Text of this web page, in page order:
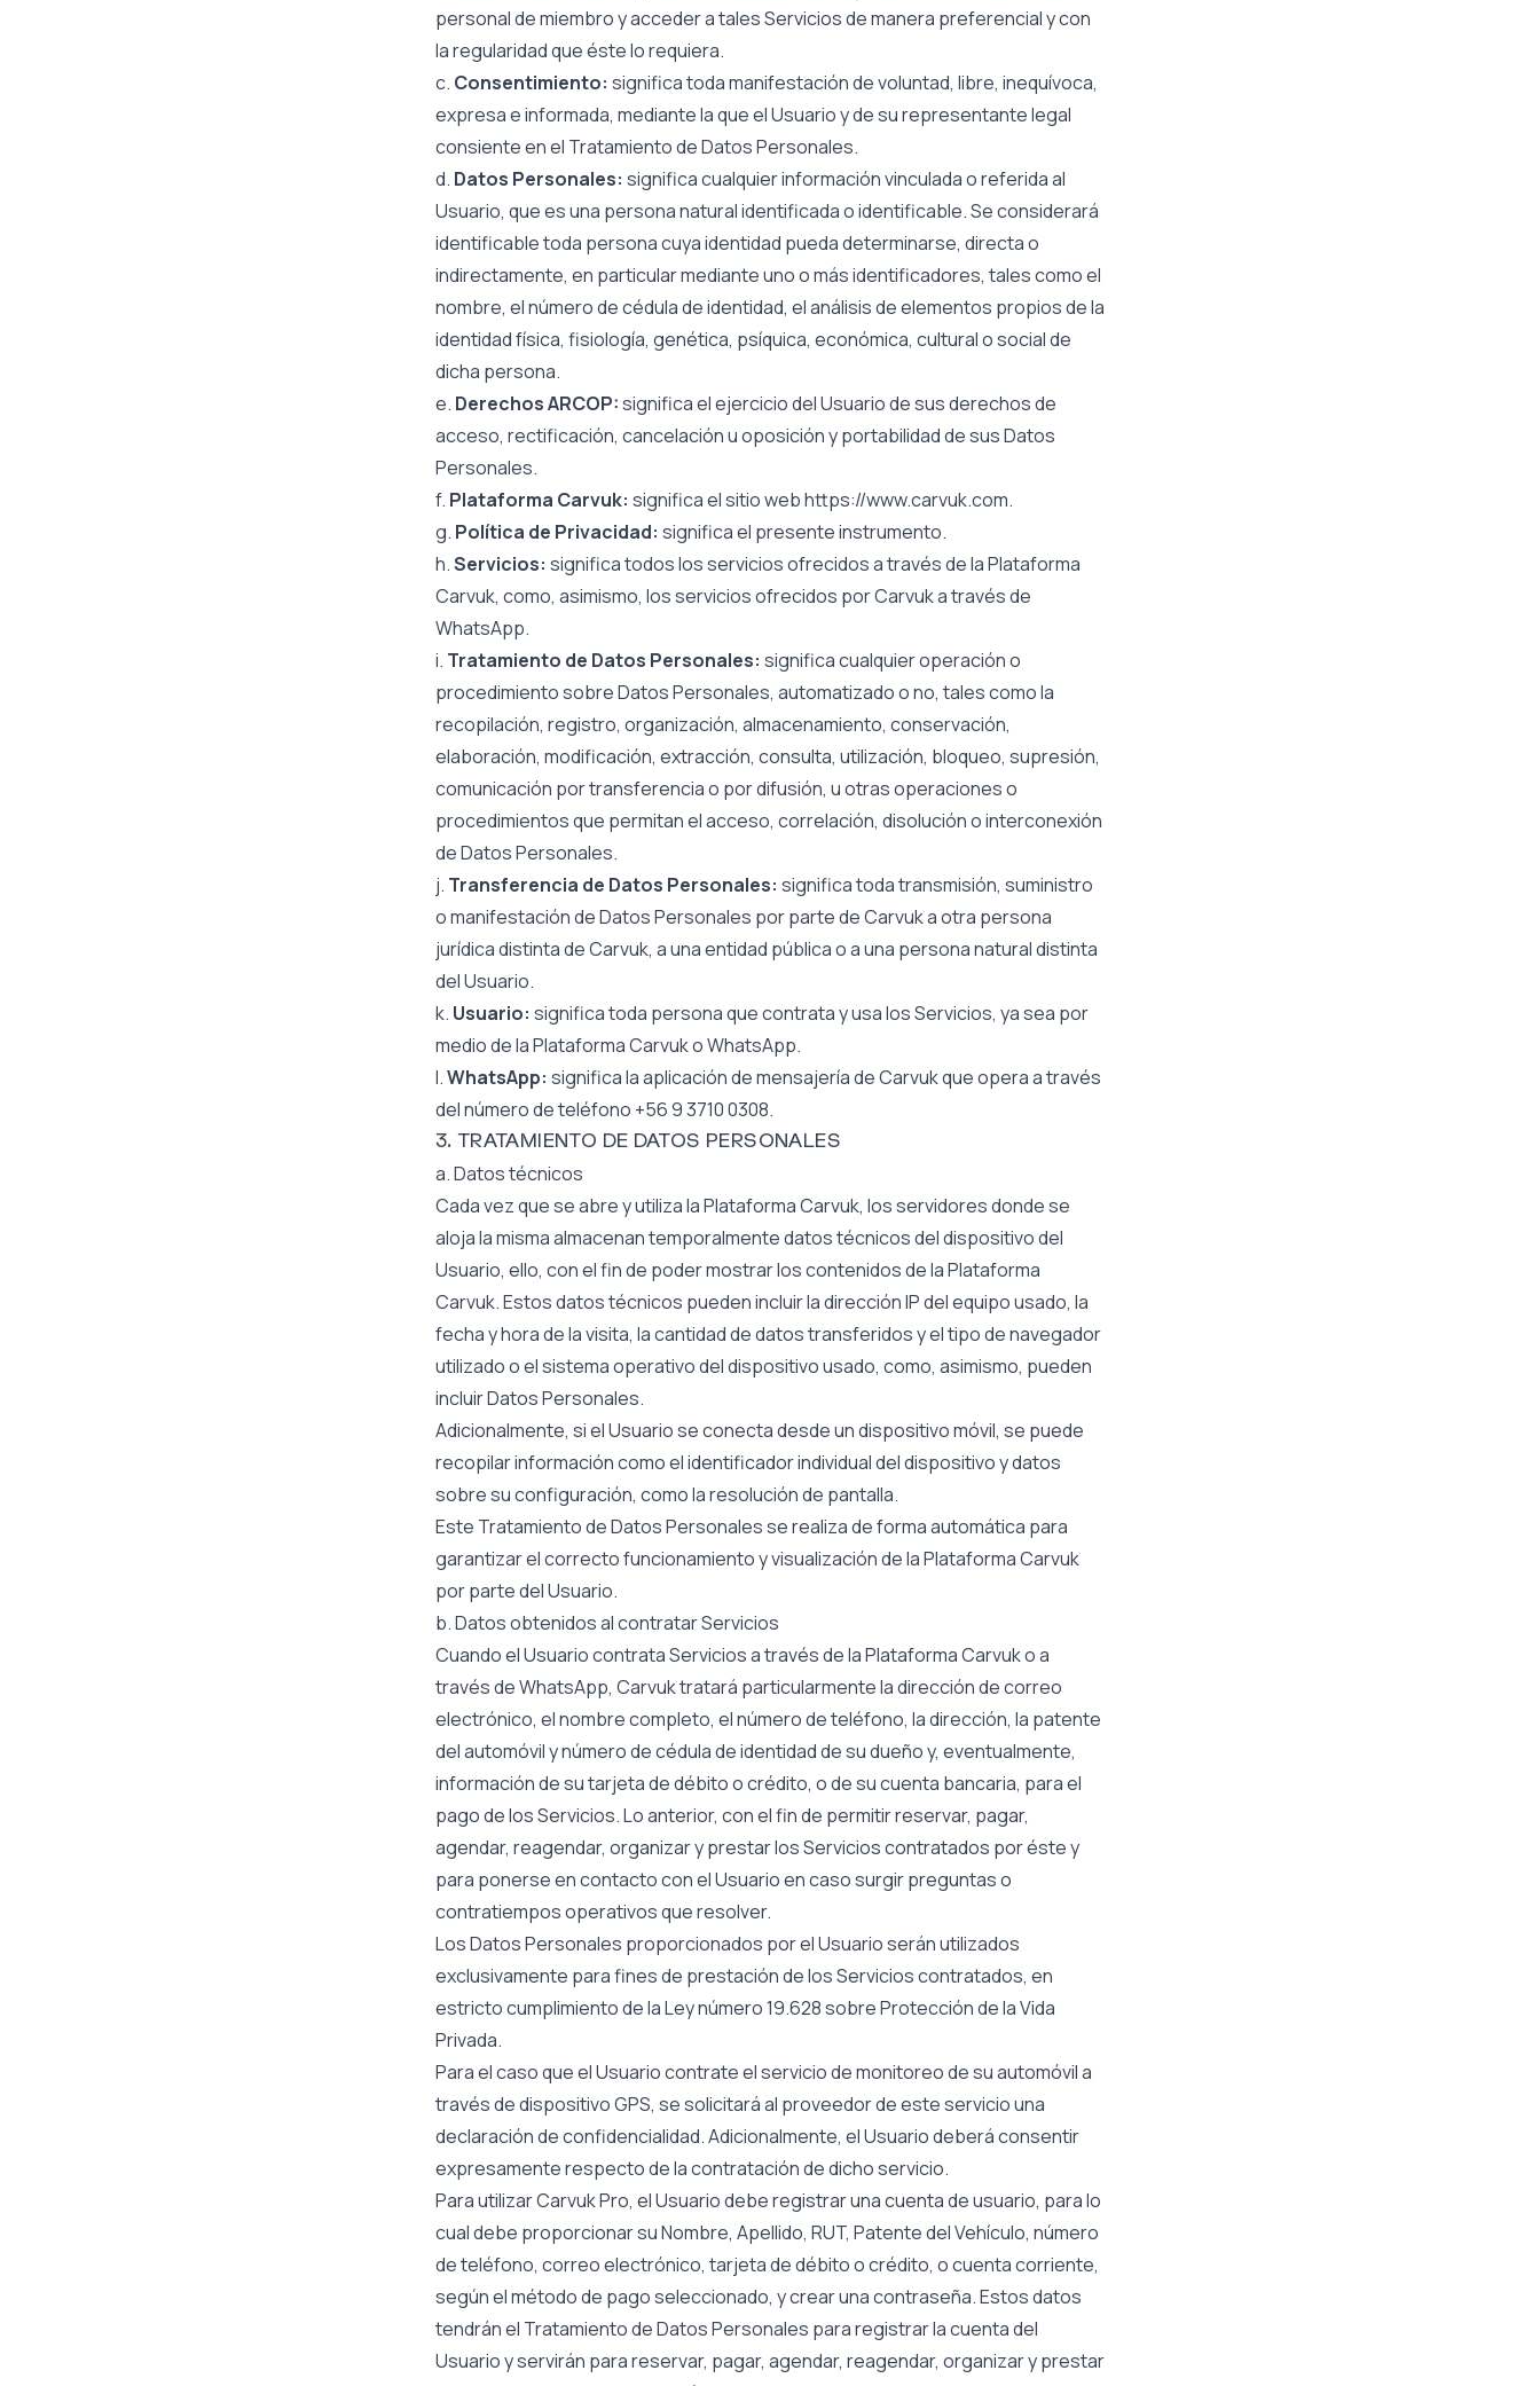
personal de miembro y acceder a tales Servicios de manera preferencial y con
la regularidad que éste lo requiera.
c. Consentimiento: significa toda manifestación de voluntad, libre, inequívoca,
expresa e informada, mediante la que el Usuario y de su representante legal
consiente en el Tratamiento de Datos Personales.
d. Datos Personales: significa cualquier información vinculada o referida al
Usuario, que es una persona natural identificada o identificable. Se considerará
identificable toda persona cuya identidad pueda determinarse, directa o
indirectamente, en particular mediante uno o más identificadores, tales como el
nombre, el número de cédula de identidad, el análisis de elementos propios de la
identidad física, fisiología, genética, psíquica, económica, cultural o social de
dicha persona.
e. Derechos ARCOP:significa el ejercicio del Usuario de sus derechos de
acceso, rectificación, cancelación u oposición y portabilidad de sus Datos
Personales.
f. Plataforma Carvuk: significa el sitio web https://www.carvuk.com.
g. Política de Privacidad: significa el presente instrumento.
h.Servicios: significa todos los servicios ofrecidos a través de la Plataforma
Carvuk, como, asimismo, los servicios ofrecidos por Carvuk a través de
WhatsApp.
i. Tratamiento de Datos Personales: significa cualquier operación o
procedimiento sobre Datos Personales, automatizado o no, tales como la
recopilación, registro, organización, almacenamiento, conservación,
elaboración, modificación, extracción, consulta, utilización, bloqueo, supresión,
comunicación por transferencia o por difusión, u otras operaciones o
procedimientos que permitan el acceso, correlación, disolución o interconexión
de Datos Personales.
j. Transferencia de Datos Personales: significa toda transmisión, suministro
o manifestación de Datos Personales por parte de Carvuk a otra persona
jurídica distinta de Carvuk, a una entidad pública o a una persona natural distinta
del Usuario.
k. Usuario: significa toda persona que contrata y usa los Servicios, ya sea por
medio de la Plataforma Carvuk o WhatsApp.
l.WhatsApp: significa la aplicación de mensajería de Carvuk que opera a través
del número de teléfono +56 9 3710 0308.
3. TRATAMIENTO DE DATOS PERSONALES
a. Datos técnicos
Cada vez que se abre y utiliza la Plataforma Carvuk, los servidores donde se
aloja la misma almacenan temporalmente datos técnicos del dispositivo del
Usuario, ello, con el fin de poder mostrar los contenidos de la Plataforma
Carvuk. Estos datos técnicos pueden incluir la dirección IP del equipo usado, la
fecha y hora de la visita, la cantidad de datos transferidos y el tipo de navegador
utilizado o el sistema operativo del dispositivo usado, como, asimismo, pueden
incluir Datos Personales.
Adicionalmente, si el Usuario se conecta desde un dispositivo móvil, se puede
recopilar información como el identificador individual del dispositivo y datos
sobre su configuración, como la resolución de pantalla.
Este Tratamiento de Datos Personales se realiza de forma automática para
garantizar el correcto funcionamiento y visualización de la Plataforma Carvuk
por parte del Usuario.
b. Datos obtenidos al contratar Servicios
Cuando el Usuario contrata Servicios a través de la Plataforma Carvuk o a
través de WhatsApp, Carvuk tratará particularmente la dirección de correo
electrónico, el nombre completo, el número de teléfono, la dirección, la patente
del automóvil y número de cédula de identidad de su dueño y, eventualmente,
información de su tarjeta de débito o crédito, o de su cuenta bancaria, para el
pago de los Servicios. Lo anterior, con el fin de permitir reservar, pagar,
agendar, reagendar, organizar y prestar los Servicios contratados por éste y
para ponerse en contacto con el Usuario en caso surgir preguntas o
contratiempos operativos que resolver.
Los Datos Personales proporcionados por el Usuario serán utilizados
exclusivamente para fines de prestación de los Servicios contratados, en
estricto cumplimiento de la Ley número 19.628 sobre Protección de la Vida
Privada.
Para el caso que el Usuario contrate el servicio de monitoreo de su automóvil a
través de dispositivo GPS, se solicitará al proveedor de este servicio una
declaración de confidencialidad. Adicionalmente, el Usuario deberá consentir
expresamente respecto de la contratación de dicho servicio.
Para utilizar Carvuk Pro, el Usuario debe registrar una cuenta de usuario, para lo
cual debe proporcionar su Nombre, Apellido, RUT, Patente del Vehículo, número
de teléfono, correo electrónico, tarjeta de débito o crédito, o cuenta corriente,
según el método de pago seleccionado, y crear una contraseña. Estos datos
tendrán el Tratamiento de Datos Personales para registrar la cuenta del
Usuario y servirán para reservar, pagar, agendar, reagendar, organizar y prestar